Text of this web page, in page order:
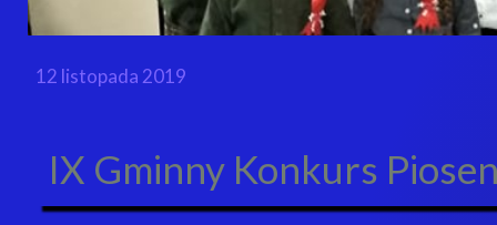
12 listopada 2019
IX Gminny Konkurs